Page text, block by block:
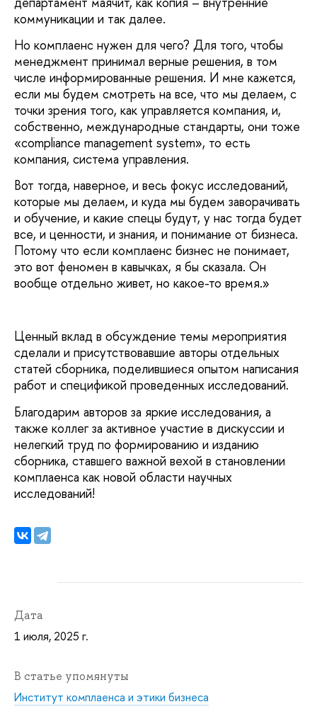
коммуникации и так далее.
Но комплаенс нужен для чего? Для того, чтобы
менеджмент принимал верные решения, в том
числе информированные решения. И мне кажется,
если мы будем смотреть на все, что мы делаем, с
точки зрения того, как управляется компания, и,
собственно, международные стандарты, они тоже
«compliance management system», то есть
компания, система управления.
Вот тогда, наверное, и весь фокус исследований,
которые мы делаем, и куда мы будем заворачивать
и обучение, и какие спецы будут, у нас тогда будет
все, и ценности, и знания, и понимание от бизнеса.
Потому что если комплаенс бизнес не понимает,
это вот феномен в кавычках, я бы сказала. Он
вообще отдельно живет, но какое-то время.»
Ценный вклад в обсуждение темы мероприятия
сделали и присутствовавшие авторы отдельных
статей сборника, поделившиеся опытом написания
работ и спецификой проведенных исследований.
Благодарим авторов за яркие исследования, а
также коллег за активное участие в дискуссии и
нелегкий труд по формированию и изданию
сборника, ставшего важной вехой в становлении
комплаенса как новой области научных
исследований!
Дата
1 июля, 2025 г.
В статье упомянуты
Институт комплаенса и этики бизнеса